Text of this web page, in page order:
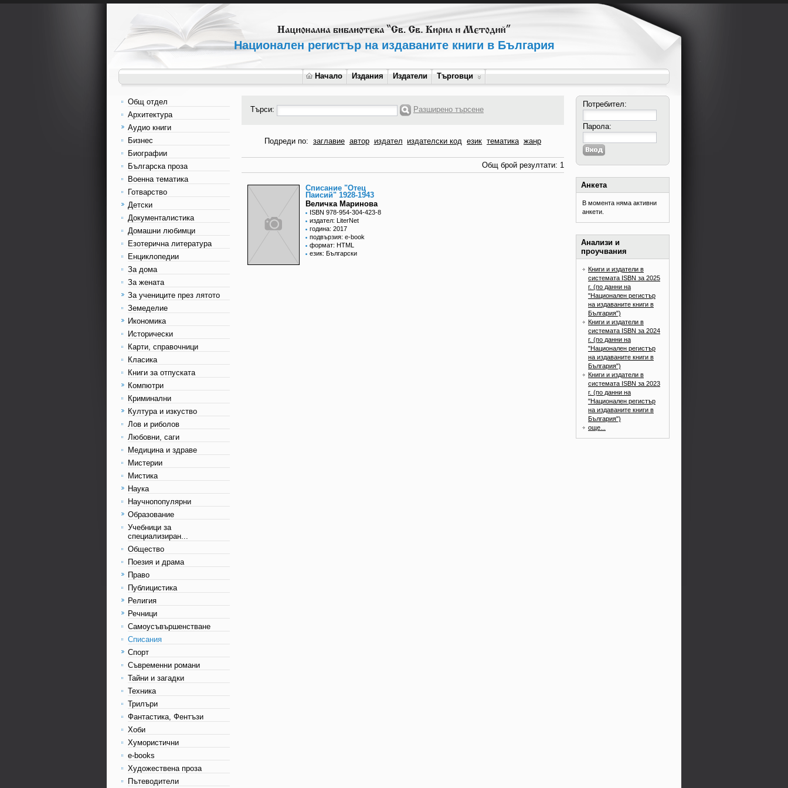
Национален регистър на издаваните книги в България
Начало Издания Издатели Търговци
Общ отдел
Архитектура
Аудио книги
Бизнес
Биографии
Българска проза
Военна тематика
Готварство
Детски
Документалистика
Домашни любимци
Езотерична литература
Енциклопедии
За дома
За жената
За учениците през лятото
Земеделие
Икономика
Исторически
Карти, справочници
Класика
Книги за отпуската
Компютри
Криминални
Култура и изкуство
Лов и риболов
Любовни, саги
Медицина и здраве
Мистерии
Мистика
Наука
Научнопопулярни
Образование
Учебници за
специализиран...
Общество
Поезия и драма
Право
Публицистика
Религия
Речници
Самоусъвършенстване
Списания
Спорт
Съвременни романи
Тайни и загадки
Техника
Трилъри
Фантастика, Фентъзи
Хоби
Хумористични
e-books
Художествена проза
Пътеводители
Търси: Разширено търсене
Подреди по: заглавие автор издател издателски код език тематика жанр
Общ брой резултати: 1
Списание "Отец
Паисий" 1928-1943
Величка Маринова
ISBN 978-954-304-423-8
издател: LiterNet
година: 2017
подвързия: e-book
формат: HTML
език: Български
Потребител:
Парола:
Анкета
В момента няма активни
анкети.
Анализи и
проучвания
Книги и издатели в
системата ISBN за 2025
г. (по данни на
"Национален регистър
на издаваните книги в
България")
Книги и издатели в
системата ISBN за 2024
г. (по данни на
"Национален регистър
на издаваните книги в
България")
Книги и издатели в
системата ISBN за 2023
г. (по данни на
"Национален регистър
на издаваните книги в
България")
още...